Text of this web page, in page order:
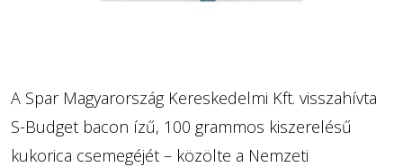
A Spar Magyarország Kereskedelmi Kft. visszahívta
S-Budget bacon ízű, 100 grammos kiszerelésű
kukorica csemegéjét – közölte a Nemzeti